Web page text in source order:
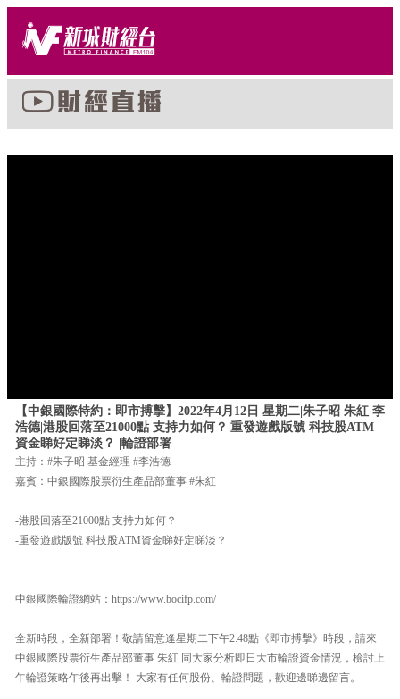
【中銀國際特約：即市搏擊】2022年4月12日 星期二|朱子昭 朱紅 李
浩德|港股回落至21000點 支持力如何？|重發遊戲版號 科技股ATM
資金睇好定睇淡？ |輪證部署
主持：#朱子昭 基金經理 #李浩德
嘉賓：中銀國際股票衍生產品部董事 #朱紅
-港股回落至21000點 支持力如何？
-重發遊戲版號 科技股ATM資金睇好定睇淡？
中銀國際輪證網站：https://www.bocifp.com/
全新時段，全新部署！敬請留意逢星期二下午2:48點《即市搏擊》時段，請來
中銀國際股票衍生產品部董事 朱紅 同大家分析即日大市輪證資金情況，檢討上
午輪證策略午後再出擊！ 大家有任何股份、輪證問題，歡迎邊睇邊留言。